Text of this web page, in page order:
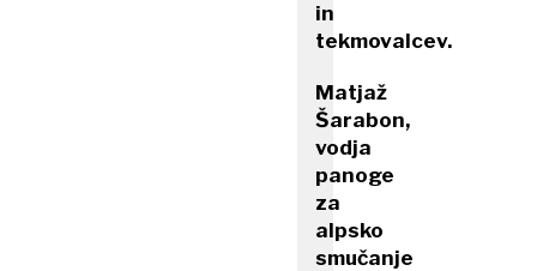
in
tekmovalcev.
Matjaž
Šarabon,
vodja
panoge
za
alpsko
smučanje